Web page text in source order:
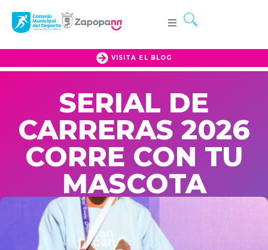
VISITA EL BLOG
SERIAL DE
CARRERAS 2026
CORRE CON TU
MASCOTA